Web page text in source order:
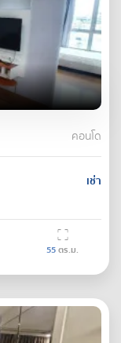
คอนโด
เช่า
55ตร.ม.